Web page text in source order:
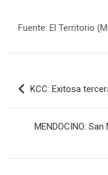
Fuente: El Territorio
Navegación
de
entradas
KCC: Exitosa
MENDOCINO:
COBERTURA ESPECIAL
Baradero (Buenos Aires)
Ciudad de Trenque
ENTRERRIANO - F6